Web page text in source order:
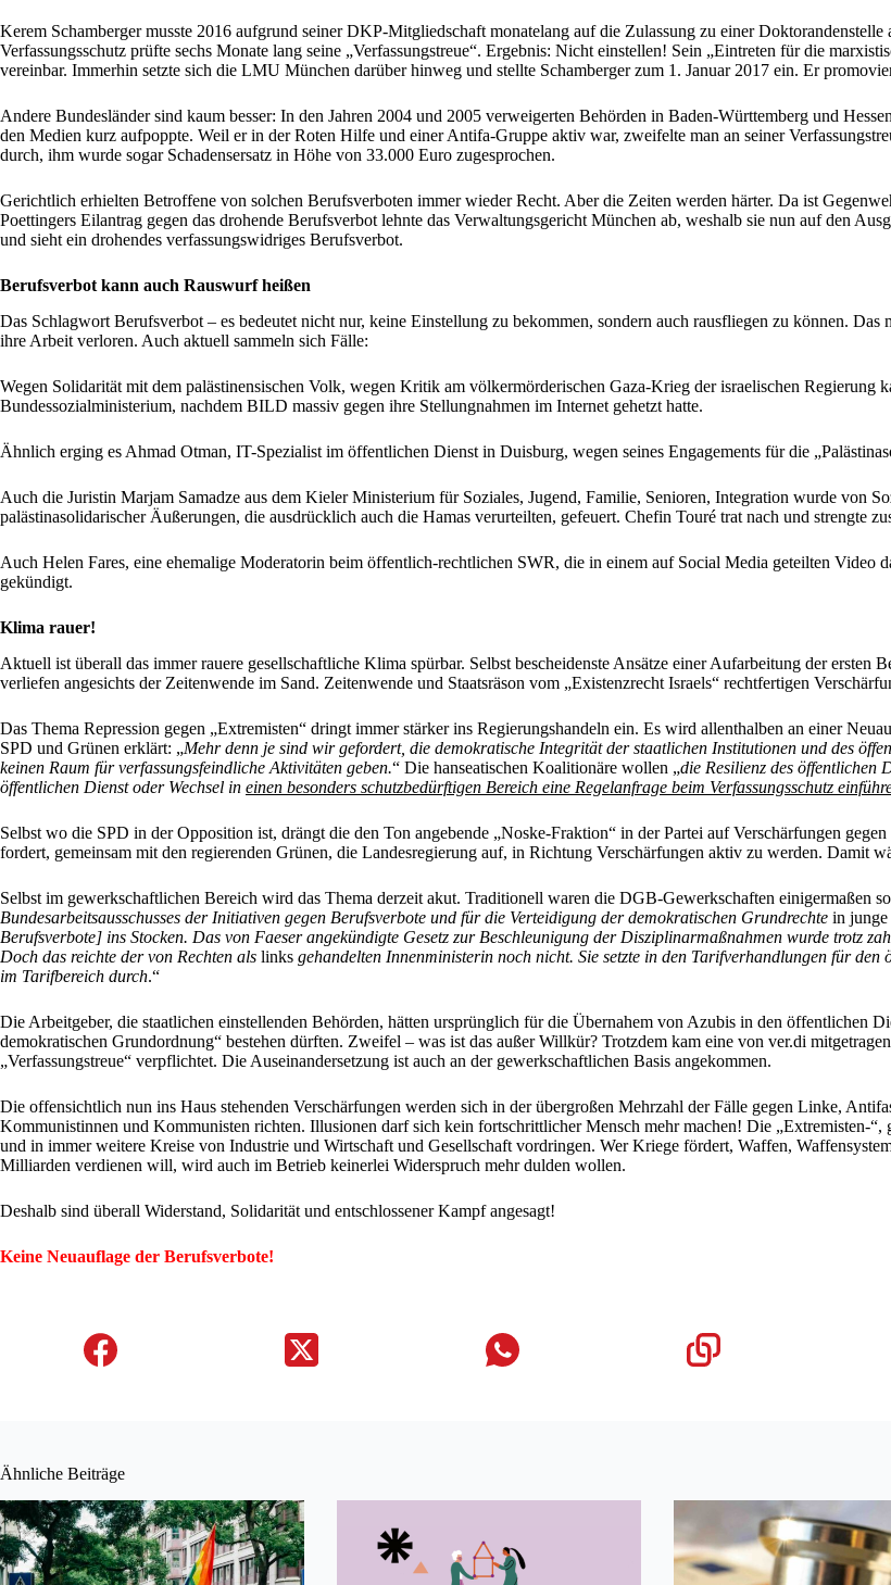
Kerem Schamberger musste 2016 aufgrund seiner DKP-Mitgliedschaft monatelang auf die Zulassung zu einer
Verfassungsschutz prüfte sechs Monate lang seine „Verfassungstreue“. Ergebnis: Nicht einstellen! Sein „Eintreten für die
vereinbar. Immerhin setzte sich die LMU München darüber hinweg und stellte Schamberger zum 1. Januar 2017 ein. Er
Andere Bundesländer sind kaum besser: In den Jahren 2004 und 2005 verweigerten Behörden in Baden-Württemberg und
den Medien kurz aufpoppte. Weil er in der Roten Hilfe und einer Antifa-Gruppe aktiv war, zweifelte man an seiner
durch, ihm wurde sogar Schadensersatz in Höhe von 33.000 Euro zugesprochen.
Gerichtlich erhielten Betroffene von solchen Berufsverboten immer wieder Recht. Aber die Zeiten werden härter. Da ist
Poettingers Eilantrag gegen das drohende Berufsverbot lehnte das Verwaltungsgericht München ab, weshalb sie nun auf den
und sieht ein drohendes verfassungswidriges Berufsverbot.
Berufsverbot kann auch Rauswurf heißen
Das Schlagwort Berufsverbot – es bedeutet nicht nur, keine Einstellung zu bekommen, sondern auch rausfliegen zu können. Das
ihre Arbeit verloren. Auch aktuell sammeln sich Fälle:
Wegen Solidarität mit dem palästinensischen Volk, wegen Kritik am völkermörderischen Gaza-Krieg der israelischen Regierung
Bundessozialministerium, nachdem BILD massiv gegen ihre Stellungnahmen im Internet gehetzt hatte.
Ähnlich erging es Ahmad Otman, IT-Spezialist im öffentlichen Dienst in Duisburg, wegen seines Engagements für die
Auch die Juristin Marjam Samadze aus dem Kieler Ministerium für Soziales, Jugend, Familie, Senioren, Integration wurde von
palästinasolidarischer Äußerungen, die ausdrücklich auch die Hamas verurteilten, gefeuert. Chefin Touré trat nach und strengte
Auch Helen Fares, eine ehemalige Moderatorin beim öffentlich-rechtlichen SWR, die in einem auf Social Media geteilten Video
gekündigt.
Klima rauer!
Aktuell ist überall das immer rauere gesellschaftliche Klima spürbar. Selbst bescheidenste Ansätze einer Aufarbeitung der ersten
verliefen angesichts der Zeitenwende im Sand. Zeitenwende und Staatsräson vom „Existenzrecht Israels“ rechtfertigen
Das Thema Repression gegen „Extremisten“ dringt immer stärker ins Regierungshandeln ein. Es wird allenthalben an einer
SPD und Grünen erklärt: „Mehr denn je sind wir gefordert, die demokratische Integrität der staatlichen Institutionen und des
keinen Raum für verfassungsfeindliche Aktivitäten geben.“ Die hanseatischen Koalitionäre wollen „die Resilienz des öffentlichen
öffentlichen Dienst oder Wechsel in einen besonders schutzbedürftigen Bereich eine Regelanfrage beim Verfassungsschutz
Selbst wo die SPD in der Opposition ist, drängt die den Ton angebende „Noske-Fraktion“ in der Partei auf Verschärfungen
fordert, gemeinsam mit den regierenden Grünen, die Landesregierung auf, in Richtung Verschärfungen aktiv zu werden. Damit
Selbst im gewerkschaftlichen Bereich wird das Thema derzeit akut. Traditionell waren die DGB-Gewerkschaften einigermaßen
Bundesarbeitsausschusses der Initiativen gegen Berufsverbote und für die Verteidigung der demokratischen Grundrechte in
Berufsverbote] ins Stocken. Das von Faeser angekündigte Gesetz zur Beschleunigung der Disziplinarmaßnahmen wurde trotz
Doch das reichte der von Rechten als links gehandelten Innenministerin noch nicht. Sie setzte in den Tarifverhandlungen für
im Tarifbereich durch.“
Die Arbeitgeber, die staatlichen einstellenden Behörden, hätten ursprünglich für die Übernahem von Azubis in den öffentlichen
demokratischen Grundordnung“ bestehen dürften. Zweifel – was ist das außer Willkür? Trotzdem kam eine von ver.di
„Verfassungstreue“ verpflichtet. Die Auseinandersetzung ist auch an der gewerkschaftlichen Basis angekommen.
Die offensichtlich nun ins Haus stehenden Verschärfungen werden sich in der übergroßen Mehrzahl der Fälle gegen Linke,
Kommunistinnen und Kommunisten richten. Illusionen darf sich kein fortschrittlicher Mensch mehr machen! Die „Extremisten-
und in immer weitere Kreise von Industrie und Wirtschaft und Gesellschaft vordringen. Wer Kriege fördert, Waffen,
Milliarden verdienen will, wird auch im Betrieb keinerlei Widerspruch mehr dulden wollen.
Deshalb sind überall Widerstand, Solidarität und entschlossener Kampf angesagt!
Keine Neuauflage der Berufsverbote!
Ähnliche Beiträge